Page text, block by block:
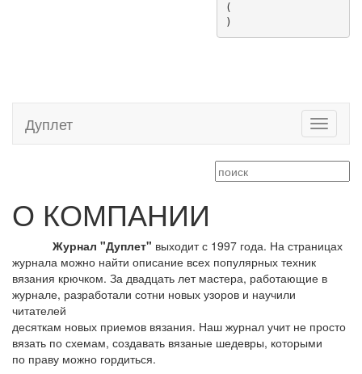
(
Toggle
Дуплет
О КОМПАНИИ
Журнал "Дуплет" выходит с 1997 года. На страницах
журнала можно найти описание всех популярных техник
вязания крючком. За двадцать лет мастера, работающие в
журнале, разработали сотни новых узоров и научили
читателей
десяткам новых приемов вязания. Наш журнал учит не просто
вязать по схемам, создавать вязаные шедевры, которыми
по праву можно гордиться.